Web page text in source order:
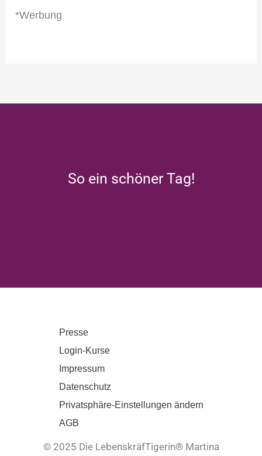
*Werbung
So ein schöner Tag!
Presse
Login-Kurse
Impressum
Datenschutz
Privatsphäre-Einstellungen ändern
AGB
© 2025 Die LebenskräfTigerin® Martina